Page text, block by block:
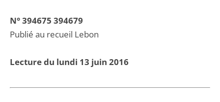
N° 394675 394679
Publié au recueil Lebon
Lecture du lundi 13 juin 2016